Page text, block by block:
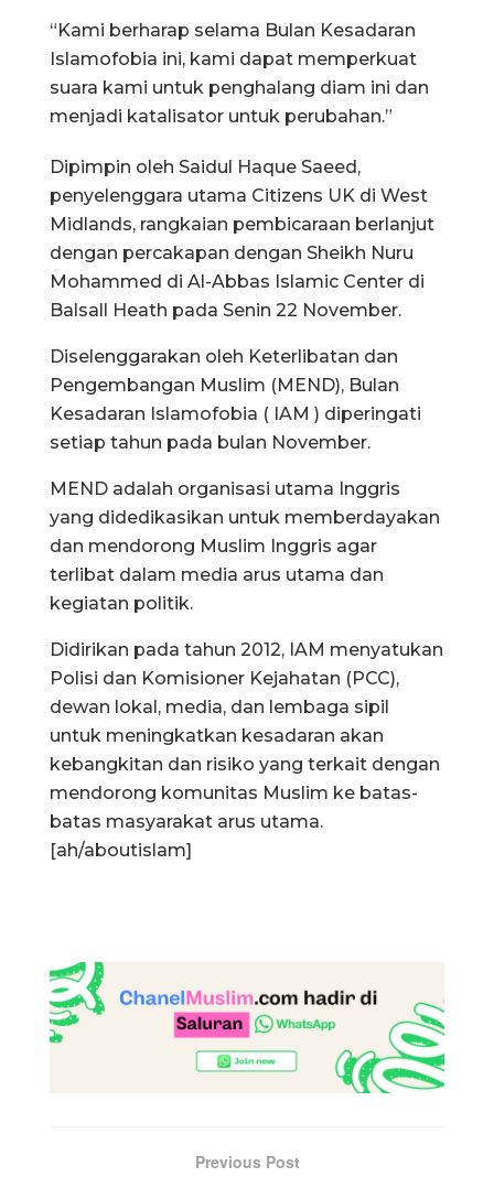
“Kami berharap selama Bulan Kesadaran
Islamofobia ini, kami dapat memperkuat
suara kami untuk penghalang diam ini dan
menjadi katalisator untuk perubahan.”
Dipimpin oleh Saidul Haque Saeed,
penyelenggara utama Citizens UK di West
Midlands, rangkaian pembicaraan berlanjut
dengan percakapan dengan Sheikh Nuru
Mohammed di Al-Abbas Islamic Center di
Balsall Heath pada Senin 22 November.
Diselenggarakan oleh Keterlibatan dan
Pengembangan Muslim (MEND), Bulan
Kesadaran Islamofobia ( IAM ) diperingati
setiap tahun pada bulan November.
MEND adalah organisasi utama Inggris
yang didedikasikan untuk memberdayakan
dan mendorong Muslim Inggris agar
terlibat dalam media arus utama dan
kegiatan politik.
Didirikan pada tahun 2012, IAM menyatukan
Polisi dan Komisioner Kejahatan (PCC),
dewan lokal, media, dan lembaga sipil
untuk meningkatkan kesadaran akan
kebangkitan dan risiko yang terkait dengan
mendorong komunitas Muslim ke batas-
batas masyarakat arus utama.
[ah/aboutislam]
Previous Post